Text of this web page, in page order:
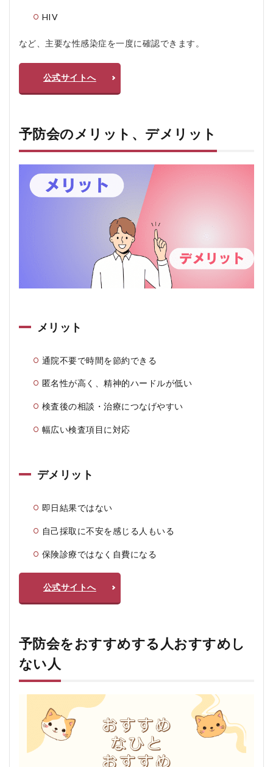
HIV
など、主要な性感染症を一度に確認できます。
公式サイトへ
予防会のメリット、デメリット
メリット
通院不要で時間を節約できる
匿名性が高く、精神的ハードルが低い
検査後の相談・治療につなげやすい
幅広い検査項目に対応
デメリット
即日結果ではない
自己採取に不安を感じる人もいる
保険診療ではなく自費になる
公式サイトへ
予防会をおすすめする人おすすめし
ない人